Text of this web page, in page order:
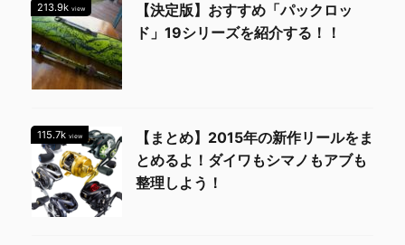
213.9k view
【決定版】おすすめ「パックロッ
ド」19シリーズを紹介する！！
115.7k view
【まとめ】2015年の新作リールをま
とめるよ！ダイワもシマノもアブも
整理しよう！